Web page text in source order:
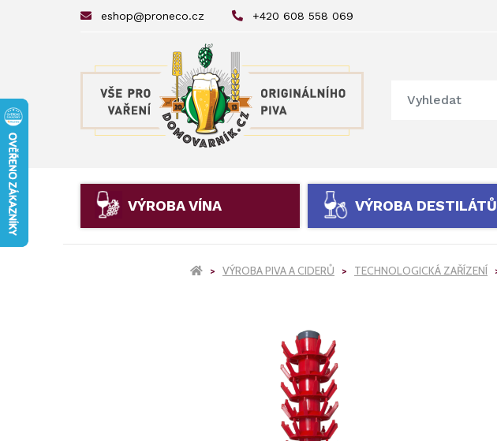
eshop@proneco.cz +420 608 558 069
VÝROBA VÍNA VÝROBA DESTILÁTŮ
VÝROBA PIVA A CIDERŮ TECHNOLOGICKÁ ZAŘÍZENÍ